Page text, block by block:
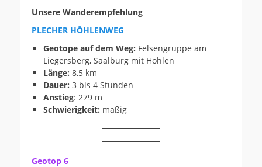
Unsere Wanderempfehlung
PLECHER HÖHLENWEG
Geotope auf dem Weg: Felsengruppe am
Liegersberg, Saalburg mit Höhlen
Länge: 8,5 km
Dauer: 3 bis 4 Stunden
Anstieg: 279 m
Schwierigkeit: mäßig
Geotop 6